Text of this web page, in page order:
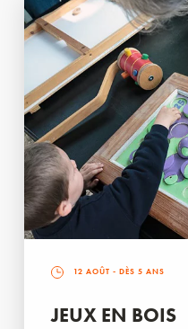
12 AOÛT - DÈS 5 ANS
JEUX EN BOIS